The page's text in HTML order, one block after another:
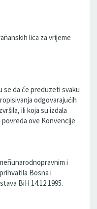
lica za vrijeme
se da će preduzeti svaku
odgovarajućih
ili koja su izdala
ove Konvencije
i
Bosna i
BiH 14.12.1995.